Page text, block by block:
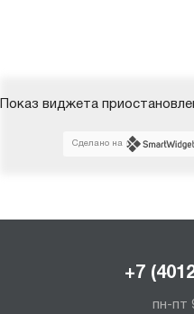
Показ виджета
Сделано на
+7
пн-пт